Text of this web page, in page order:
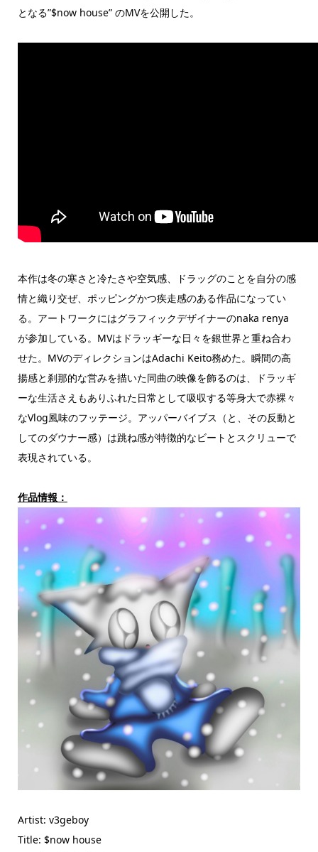
となる”$now house” のMVを公開した。
本作は冬の寒さと冷たさや空気感、ドラッグのことを自分の感
情と織り交ぜ、ポッピングかつ疾走感のある作品になってい
る。アートワークにはグラフィックデザイナーのnaka renya
が参加している。MVはドラッギーな日々を銀世界と重ね合わ
せた。MVのディレクションはAdachi Keito務めた。瞬間の高
揚感と刹那的な営みを描いた同曲の映像を飾るのは、ドラッギ
ーな生活さえもありふれた日常として吸収する等身大で赤裸々
なVlog風味のフッテージ。アッパーバイブス（と、その反動と
してのダウナー感）は跳ね感が特徴的なビートとスクリューで
表現されている。
作品情報：
Artist: v3geboy
Title: $now house